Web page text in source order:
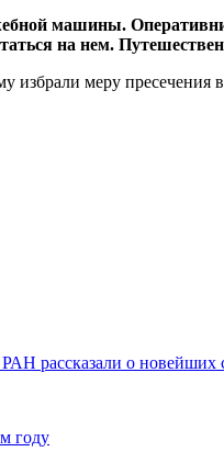
машины.
на нем.
избрали меру
рассказали о новейших
году